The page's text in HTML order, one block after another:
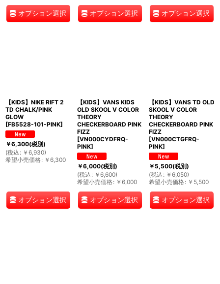
オプション選択 オプション選択 オプション選択
【KIDS】NIKE RIFT 2
TD CHALK/PINK
GLOW
[FB5528-101-PINK]
￥6,300(税別)
(税込 : ￥ 6,930)
希望小売価格: ￥ 6,300
オプション選択
【KIDS】VANS KIDS
OLD SKOOL V COLOR
THEORY
CHECKERBOARD PINK
FIZZ
[VN000CYDFRQ-
PINK]
￥6,000(税別)
(税込 : ￥ 6,600)
希望小売価格: ￥ 6,000
オプション選択
【KIDS】VANS TD OLD
SKOOL V COLOR
THEORY
CHECKERBOARD PINK
FIZZ
[VN000CTGFRQ-
PINK]
￥5,500(税別)
(税込 : ￥ 6,050)
希望小売価格: ￥ 5,500
オプション選択